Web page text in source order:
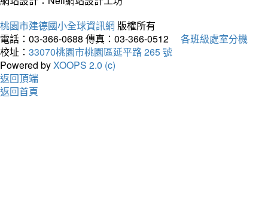
桃園市建德國小全球資訊網 版權所有
電話：03-366-0688 傳真：03-366-0512
各班級處室分機
校址： 33070桃園市桃園區延平路 265 號
Powered byXOOPS 2.0 (c)
返回頂端
返回首頁